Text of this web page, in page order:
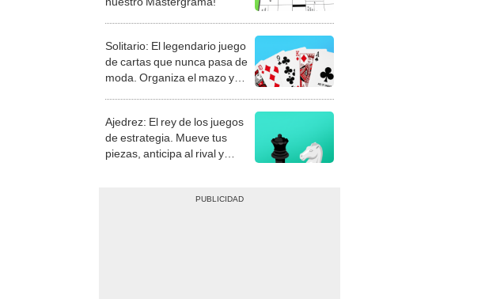
Solitario: El legendario juego
de cartas que nunca pasa de
moda. Organiza el mazo y
Ajedrez: El rey de los juegos
de estrategia. Mueve tus
piezas, anticipa al rival y